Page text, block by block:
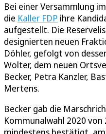
Bei einer Versammlung
die Kaller FDP ihre
aufgestellt. Die
designierten neuen
Döhler, gefolgt von
Wolter, dem neuen
Becker, Petra Kanzler,
Mertens.
Becker gab die
Kommunalwahl 2020